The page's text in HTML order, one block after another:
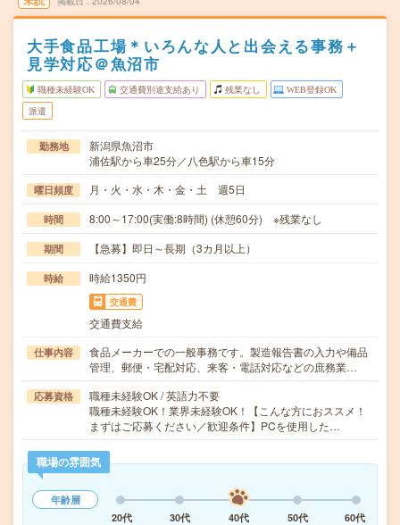
大手食品工場＊いろんな人と出会える事務＋
見学対応＠魚沼市
職種未経験OK 交通費別途支給あり 残業なし WEB登録OK
派遣
勤務地
新潟県魚沼市
浦佐駅から車25分／八色駅から車15分
曜日頻度 月・火・水・木・金・土 週5日
時間 8:00～17:00(実働:8時間) (休憩60分) ※残業なし
期間 【急募】即日～長期（3カ月以上）
時給 時給1350円
交通費
交通費支給
仕事内容
食品メーカーでの一般事務です。製造報告書の入力や備品
管理、郵便・宅配対応、来客・電話対応などの庶務業…
応募資格
職種未経験OK / 英語力不要
職種未経験OK！業界未経験OK！【こんな方におススメ！
まずはご応募ください／歓迎条件】PCを使用した…
職場の雰囲気
年齢層
20代
30代 40代 50代 60代